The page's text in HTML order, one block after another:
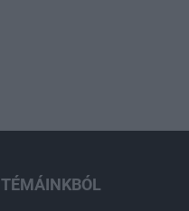
TÉMÁINKBÓL